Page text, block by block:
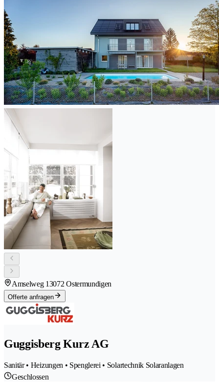
Amselweg 13072 Ostermundigen
Offerte anfragen
Guggisberg Kurz AG
Sanitär • Heizungen • Spenglerei • Solartechnik Solaranlagen
Geschlossen